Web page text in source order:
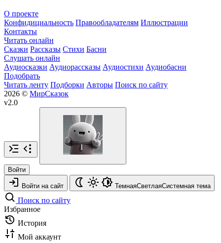
О проекте
Конфидициальность Правообладателям Иллюстрации
Контакты
Читать онлайн
Сказки Рассказы Стихи Басни
Слушать онлайн
Аудиосказки Аудиорассказы Аудиостихи Аудиобасни
Подобрать
Читать ленту Подборки Авторы Поиск по сайту
2026 © МирСказок
v2.0
Войти
Войти на сайт ТемнаяСветлаяСистемная тема
Поиск по сайту
Избранное
История
Мой аккаунт